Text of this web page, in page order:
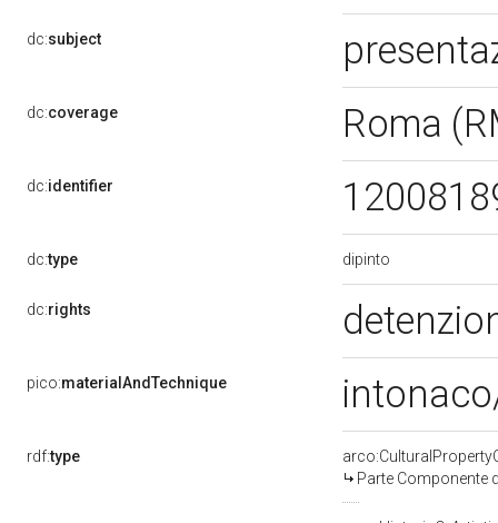
dc:subject
dc:coverage Roma
dc:identifier
dc:type dipinto
dc:rights
pico:materialAndTechnique
rdf:type
Parte Componente